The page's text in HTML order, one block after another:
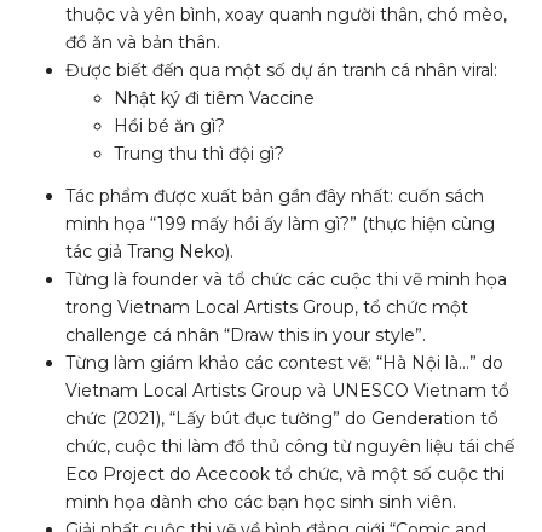
thuộc và yên bình, xoay quanh người thân, chó mèo,
đồ ăn và bản thân.
Được biết đến qua một số dự án tranh cá nhân viral:
Nhật ký đi tiêm Vaccine
Hồi bé ăn gì?
Trung thu thì đội gì?
Tác phẩm được xuất bản gần đây nhất: cuốn sách
minh họa “199 mấy hồi ấy làm gì?” (thực hiện cùng
tác giả Trang Neko).
Từng là founder và tổ chức các cuộc thi vẽ minh họa
trong Vietnam Local Artists Group, tổ chức một
challenge cá nhân “Draw this in your style”.
Từng làm giám khảo các contest vẽ: “Hà Nội là…” do
Vietnam Local Artists Group và UNESCO Vietnam tổ
chức (2021), “Lấy bút đục tường” do Genderation tổ
chức, cuộc thi làm đồ thủ công từ nguyên liệu tái chế
Eco Project do Acecook tổ chức, và một số cuộc thi
minh họa dành cho các bạn học sinh sinh viên.